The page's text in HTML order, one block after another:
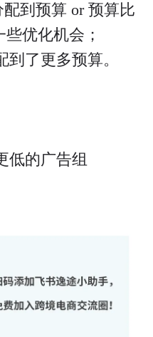
配到预算 or 预算比
优化机会；
了更多预算。
低的广告组